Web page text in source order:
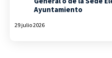
Ayuntamiento
29 julio 2026